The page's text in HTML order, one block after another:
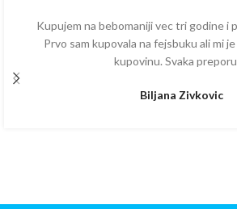
Kupujem na bebomaniji vec tri godine i
Prvo sam kupovala na fejsbuku ali mi
kupovinu. Svaka
Biljana Zivkovic